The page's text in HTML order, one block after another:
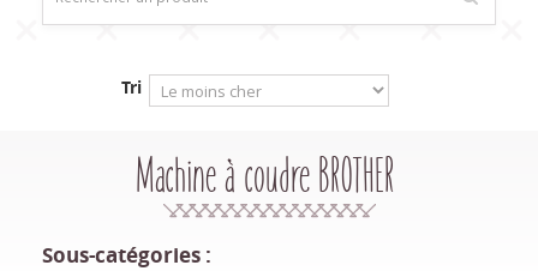
Tri
Machine à coudre BROTHER
Sous-catégories :